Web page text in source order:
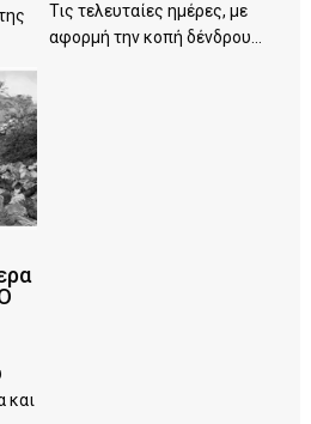
Τις τελευταίες ημέρες, με
αφορμή την κοπή δένδρου...
και